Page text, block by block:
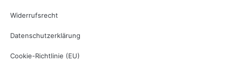
Widerrufsrecht
Datenschutzerklärung
Cookie-Richtlinie (EU)